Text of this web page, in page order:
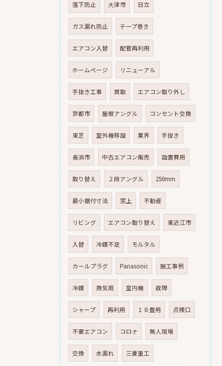
落下防止 大津市 日立
ガス漏れ防止 テープ巻き
エアコン入替 配管再利用
ホームページ リニューアル
手抜き工事 買取 エアコン取り外し
京都市 屋根アングル コンセント交換
東芝 室外機移設 業界 手抜き
長浜市 中古エアコン販売 設置費用
取り替え ２段アングル 250mm
最小据付寸法 窓上 不動産
リビング エアコン取り替え 東近江市
入替 冷媒不足 モルタル
カールプラグ Panasonic 施工事例
冷媒 換気扇 室内機 故障
シャープ 再利用 １８畳用 点検口
不要エアコン コロナ 無人現場
交換 水漏れ 三菱重工